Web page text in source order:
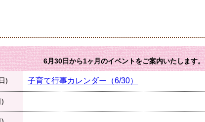
6月30日から1ヶ月のイベントをご案内いたします。
) 子育て行事カレンダー（6/30）
)